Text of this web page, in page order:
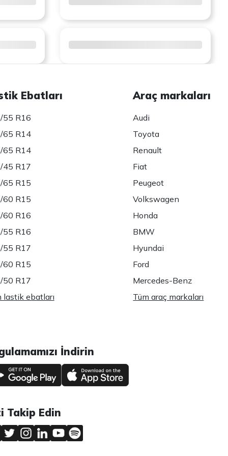
Ebatları
55 R16
65 R14
65 R14
45 R17
65 R15
60 R15
60 R16
55 R16
55 R17
60 R15
50 R17
lastik ebatları
Araç markaları
Audi
Toyota
Renault
Fiat
Peugeot
Volkswagen
Honda
BMW
Hyundai
Ford
Mercedes-Benz
Tüm araç markaları
İndirin
Takip Edin